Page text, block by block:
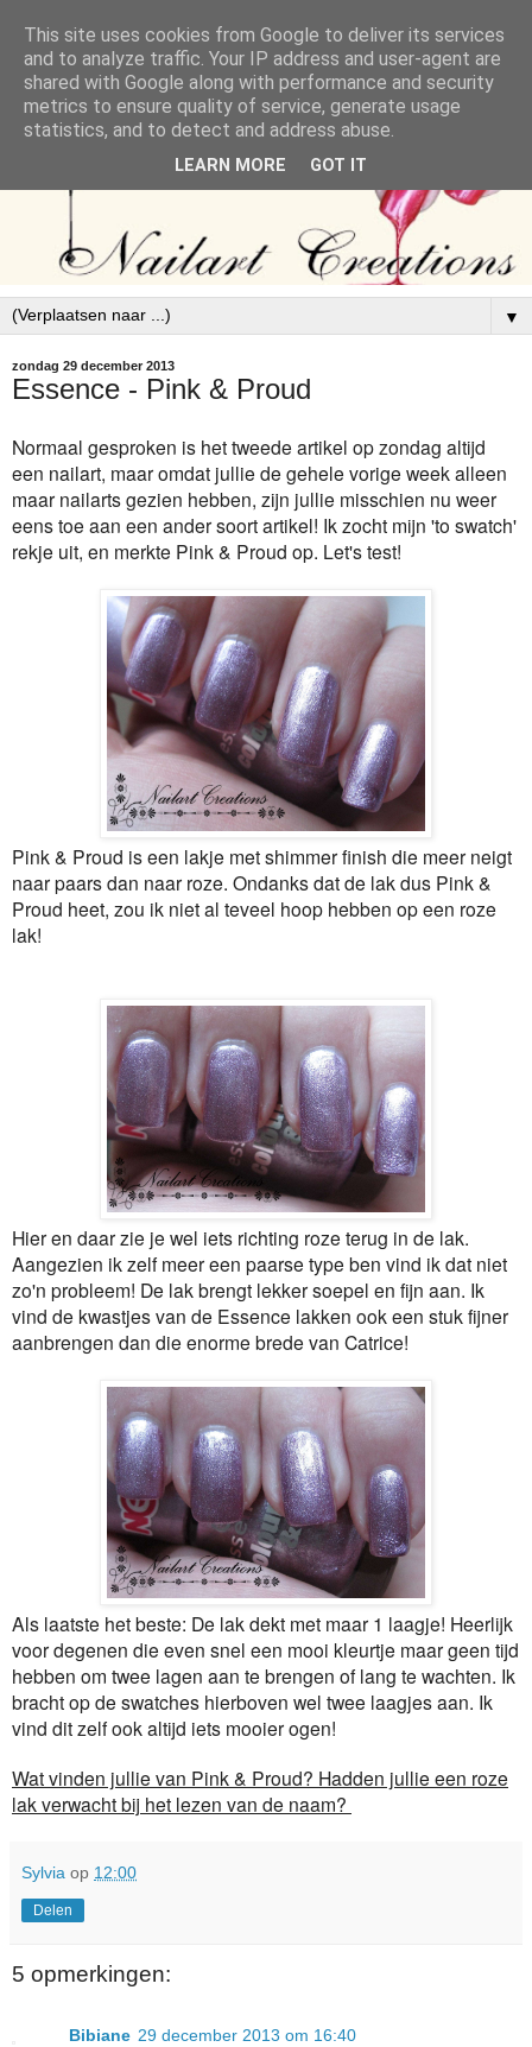
▼
zondag 29 december 2013
Essence - Pink & Proud
Normaal gesproken is het tweede artikel op zondag altijd
een nailart, maar omdat jullie de gehele vorige week alleen
maar nailarts gezien hebben, zijn jullie misschien nu weer
eens toe aan een ander soort artikel! Ik zocht mijn 'to swatch'
rekje uit, en merkte Pink & Proud op. Let's test!
Pink & Proud is een lakje met shimmer finish die meer neigt
naar paars dan naar roze. Ondanks dat de lak dus Pink &
Proud heet, zou ik niet al teveel hoop hebben op een roze
lak!
Hier en daar zie je wel iets richting roze terug in de lak.
Aangezien ik zelf meer een paarse type ben vind ik dat niet
zo'n probleem! De lak brengt lekker soepel en fijn aan. Ik
vind de kwastjes van de Essence lakken ook een stuk fijner
aanbrengen dan die enorme brede van Catrice!
Als laatste het beste: De lak dekt met maar 1 laagje! Heerlijk
voor degenen die even snel een mooi kleurtje maar geen tijd
hebben om twee lagen aan te brengen of lang te wachten. Ik
bracht op de swatches hierboven wel twee laagjes aan. Ik
vind dit zelf ook altijd iets mooier ogen!
Wat vinden jullie van Pink & Proud? Hadden jullie een roze
lak verwacht bij het lezen van de naam?
Sylvia op 12:00
Delen
5 opmerkingen:
Bibiane 29 december 2013 om 16:40
This site uses cookies from Google to deliver its services
and to analyze traffic. Your IP address and user-agent are
shared with Google along with performance and security
metrics to ensure quality of service, generate usage
statistics, and to detect and address abuse.
LEARN MORE GOT IT